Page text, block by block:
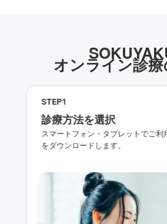
オンライン診
STEP1
診療方法を選択
スマートフォン・タブレットでご利
をダウンロードします。